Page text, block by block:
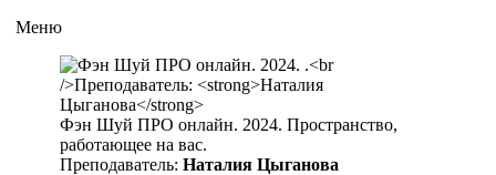
Меню
Фэн Шуй ПРО онлайн. 2024. Пространство,
работающее на вас.
Преподаватель: Наталия Цыганова